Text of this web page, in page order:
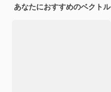
あなたにおすすめのベクトル